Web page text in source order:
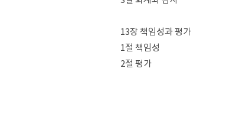
13장 책임성과 평가
1절 책임성
2절 평가